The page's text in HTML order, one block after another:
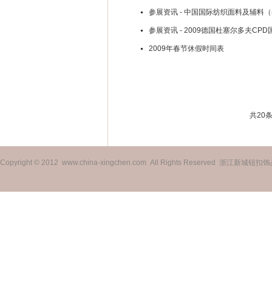
参展资讯 - 中国国际纺织面料及辅料
参展资讯 - 2009德国杜塞尔多夫CPD
2009年春节休假时间表
共20
Copyright © 2012 www.china-xingchen.com All Rights Reserved 浙江新城钮扣